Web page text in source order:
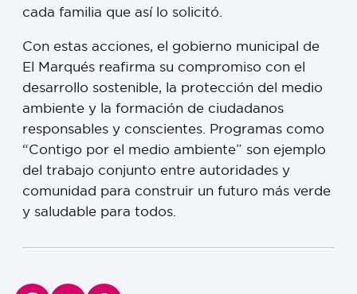
cada familia que así lo solicitó.
Con estas acciones, el gobierno municipal de
El Marqués reafirma su compromiso con el
desarrollo sostenible, la protección del medio
ambiente y la formación de ciudadanos
responsables y conscientes. Programas como
“Contigo por el medio ambiente” son ejemplo
del trabajo conjunto entre autoridades y
comunidad para construir un futuro más verde
y saludable para todos.